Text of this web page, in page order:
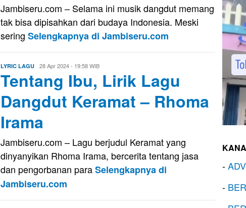
Jambiseru.com – Selama ini musik dangdut memang
tak bisa dipisahkan dari budaya Indonesia. Meski
sering Selengkapnya di Jambiseru.com
LYRIC LAGU Aris
28 Apr 2024 - 19:58 WIB
Tentang Ibu, Lirik Lagu
Dangdut Keramat – Rhoma
Irama
Jambiseru.com – Lagu berjudul Keramat yang
dinyanyikan Rhoma Irama, bercerita tentang jasa
dan pengorbanan paraSelengkapnya di
Jambiseru.com
-
-